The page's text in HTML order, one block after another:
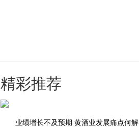
精彩推荐
业绩增长不及预期 黄酒业发展痛点何解